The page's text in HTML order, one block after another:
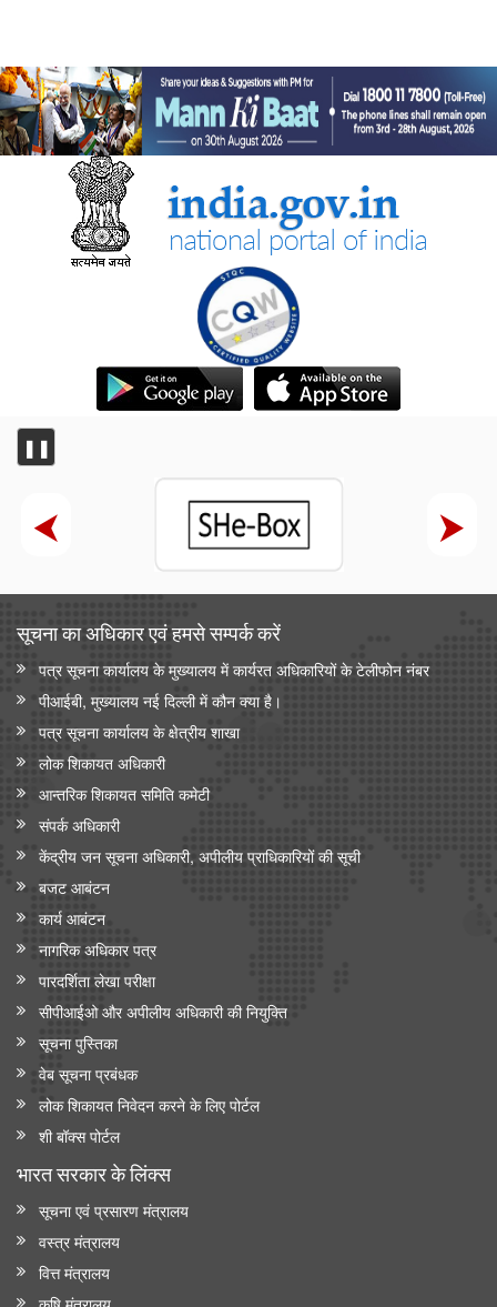
❚❚
सूचना का अधिकार एवं हमसे सम्‍पर्क करें
पत्र सूचना कार्यालय के मुख्यालय में कार्यरत अधिकारियों के टेलीफोन नंबर
पीआईबी, मुख्यालय नई दिल्ली में कौन क्या है।
पत्र सूचना कार्यालय के क्षेत्रीय शाखा
लोक शिकायत अधिकारी
आन्‍तरिक शिकायत समिति कमेटी
संपर्क अधिकारी
केंद्रीय जन सूचना अधिकारी, अपीलीय प्राधिकारियों की सूची
बजट आबंटन
कार्य आबंटन
नागरिक अधिकार पत्र
पारदर्शिता लेखा परीक्षा
सीपीआईओ और अपी‍लीय अधिकारी की नियुक्ति
सूचना पुस्तिका
वेब सूचना प्रबंधक
लोक शिकायत निवेदन करने के लिए पोर्टल
शी बॉक्स पोर्टल
भारत सरकार के लिंक्‍स
सूचना एवं प्रसारण मंत्रालय
वस्त्र मंत्रालय
वित्त मंत्रालय